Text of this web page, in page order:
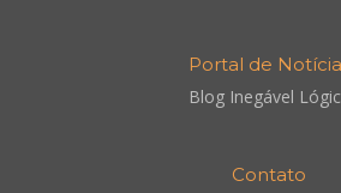
Portal de
Blog Inegável
Contato